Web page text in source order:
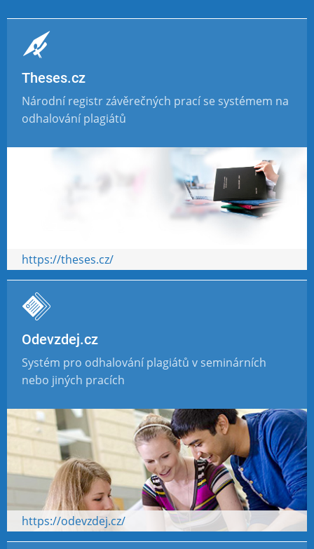
Theses.cz
Národní registr závěrečných prací se systémem na
odhalování plagiátů
https://theses.cz/
Odevzdej.cz
Systém pro odhalování plagiátů v seminárních
nebo jiných pracích
https://odevzdej.cz/